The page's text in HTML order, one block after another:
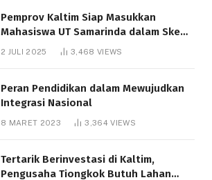
Pemprov Kaltim Siap Masukkan
Mahasiswa UT Samarinda dalam Skema
Bantuan Pendidikan Gratispol
2 JULI 2025 3,468 VIEWS
Peran Pendidikan dalam Mewujudkan
Integrasi Nasional
8 MARET 2023 3,364VIEWS
Tertarik Berinvestasi di Kaltim,
Pengusaha Tiongkok Butuh Lahan